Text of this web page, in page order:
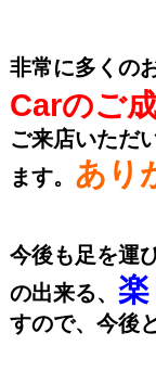
非常に多くの
Carのご
ご来店いただ
ます。 あり
今後も足を運
の出来る、
すので、今後